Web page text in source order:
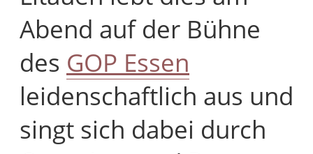
Abend auf der Bühne
des GOP Essen
leidenschaftlich aus und
singt sich dabei durch